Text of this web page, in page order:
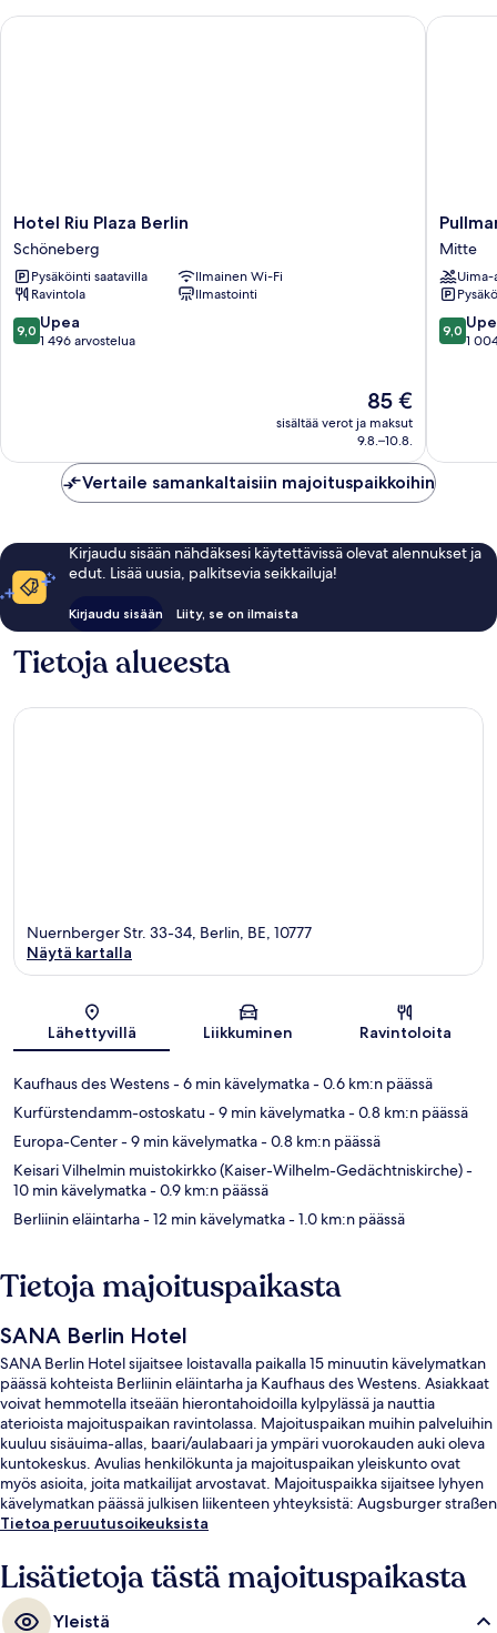
Hotel
Riu
Plaza
Berlin
Schöneberg
Hotel Riu Plaza Berlin
Schöneberg
Pysäköinti saatavilla
Ilmainen Wi-Fi
Ravintola
Ilmastointi
9.0
kautta
9,0 Upea
1 496 arvostelua
Hinta
on
85 €
85 €
sisältää verot ja maksut
9.8.–10.8.
Hotel Riu Plaza Berlin
Pullman
Berlin
Mitte
Mitte
Uima-
9.0
kautta
9,0
1
Pullman
Vertaile samankaltaisiin majoituspaikkoihin
Kirjaudu sisään nähdäksesi käytettävissä olevat alennukset ja
edut. Lisää uusia, palkitsevia seikkailuja!
Kirjaudu sisään Liity, se on ilmaista
Tietoja alueesta
Kartta
Nuernberger Str. 33-34, Berlin, BE, 10777
Näytä kartalla
Lähettyvillä Liikkuminen Ravintoloita
Kaufhaus des Westens- 6 min kävelymatka- 0.6 km:n päässä
Kurfürstendamm-ostoskatu- 9 min kävelymatka- 0.8 km:n päässä
Europa-Center- 9 min kävelymatka- 0.8 km:n päässä
Keisari Vilhelmin muistokirkko (Kaiser-Wilhelm-Gedächtniskirche)-
10 min kävelymatka- 0.9 km:n päässä
Berliinin eläintarha- 12 min kävelymatka- 1.0 km:n päässä
Tietoja majoituspaikasta
SANA Berlin Hotel
SANA Berlin Hotel sijaitsee loistavalla paikalla 15 minuutin kävelymatkan
päässä kohteista Berliinin eläintarha ja Kaufhaus des Westens. Asiakkaat
voivat hemmotella itseään hierontahoidoilla kylpylässä ja nauttia
aterioista majoituspaikan ravintolassa. Majoituspaikan muihin palveluihin
kuuluu sisäuima-allas, baari/aulabaari ja ympäri vuorokauden auki oleva
kuntokeskus. Avulias henkilökunta ja majoituspaikan yleiskunto ovat
myös asioita, joita matkailijat arvostavat. Majoituspaikka sijaitsee lyhyen
kävelymatkan päässä julkisen liikenteen yhteyksistä: Augsburger straßen
metroasema sijaitsee vain muutaman askeleen päässä ja
Tietoa peruutusoikeuksista
Lisätietoja tästä majoituspaikasta
Yleistä